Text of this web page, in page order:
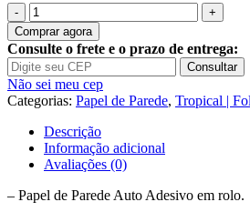
Quantidade
de
Papel
de
Parede
Auto
Adesivo
Tropical
Folhagem
A477
Comprar agora
Consulte o frete e o prazo de entrega:
Consultar
Não sei meu cep
Categorias: Papel de Parede, Tropical |
Descrição
Informação adicional
Avaliações (0)
– Papel de Parede Auto Adesivo em rolo.